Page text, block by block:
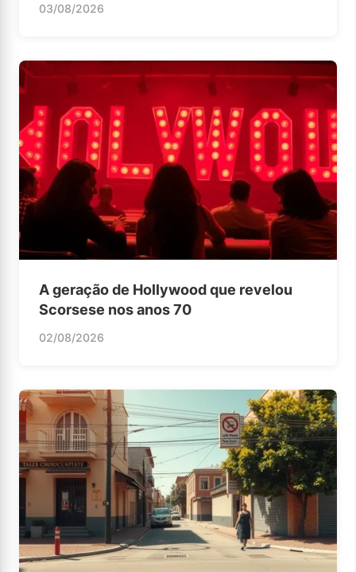
03/08/2026
A geração de Hollywood que revelou
Scorsese nos anos 70
02/08/2026